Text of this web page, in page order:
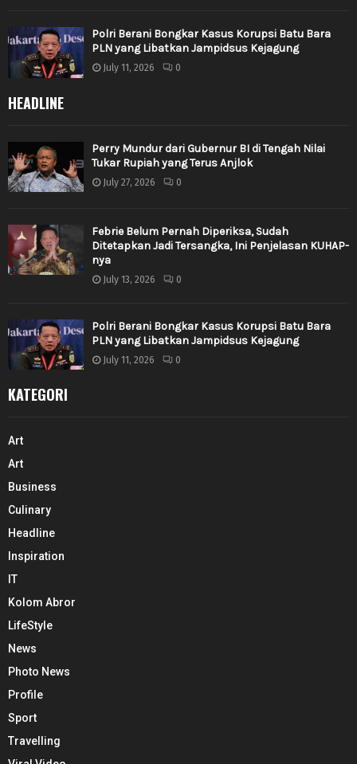
Polri Berani Bongkar Kasus Korupsi Batu Bara
PLN yang Libatkan Jampidsus Kejagung
July 11, 2026 0
HEADLINE
Perry Mundur dari Gubernur BI di Tengah Nilai
Tukar Rupiah yang Terus Anjlok
July 27, 2026 0
Febrie Belum Pernah Diperiksa, Sudah
Ditetapkan Jadi Tersangka, Ini Penjelasan KUHAP-
nya
July 13, 2026 0
Polri Berani Bongkar Kasus Korupsi Batu Bara
PLN yang Libatkan Jampidsus Kejagung
July 11, 2026 0
KATEGORI
Art
Art
Business
Culinary
Headline
Inspiration
IT
Kolom Abror
LifeStyle
News
Photo News
Profile
Sport
Travelling